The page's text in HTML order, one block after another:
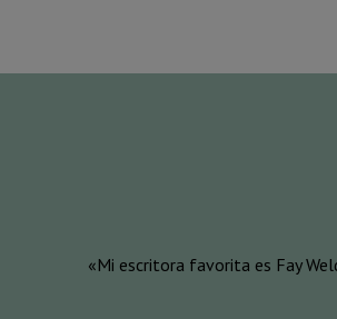
«Mi escritora favorita es Fay